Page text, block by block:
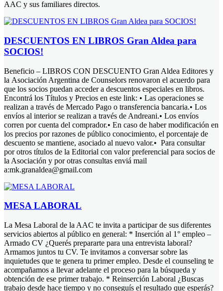
AAC y sus familiares directos.
DESCUENTOS EN LIBROS Gran Aldea para
SOCIOS!
Beneficio – LIBROS CON DESCUENTO Gran Aldea Editores y
la Asociación Argentina de Counselors renovaron el acuerdo para
que los socios puedan acceder a descuentos especiales en libros.
Encontrá los Títulos y Precios en este link: • Las operaciones se
realizan a través de Mercado Pago o transferencia bancaria.• Los
envíos al interior se realizan a través de Andreani.• Los envíos
corren por cuenta del comprador.• En caso de haber modificación en
los precios por razones de público conocimiento, el porcentaje de
descuento se mantiene, asociado al nuevo valor.• Para consultar
por otros títulos de la Editorial con valor preferencial para socios de
la Asociación y por otras consultas enviá mail
a:mk.granaldea@gmail.com
MESA LABORAL
La Mesa Laboral de la AAC te invita a participar de sus diferentes
servicios abiertos al público en general: * Inserción al 1° empleo –
Armado CV ¿Querés prepararte para una entrevista laboral?
Armamos juntos tu CV. Te invitamos a conversar sobre las
inquietudes que te genera tu primer empleo. Desde el counseling te
acompañamos a llevar adelante el proceso para la búsqueda y
obtención de ese primer trabajo. * Reinserción Laboral ¿Buscas
trabajo desde hace tiempo y no conseguís el resultado que esperás?